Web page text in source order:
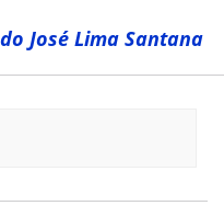
José Lima Santana